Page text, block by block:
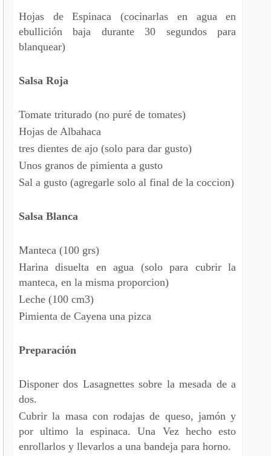
Hojas de Espinaca (cocinarlas en agua en
ebullición baja durante 30 segundos para
blanquear)
Salsa Roja
Tomate triturado (no puré de tomates)
Hojas de Albahaca
tres dientes de ajo (solo para dar gusto)
Unos granos de pimienta a gusto
Sal a gusto (agregarle solo al final de la coccion)
Salsa Blanca
Manteca (100 grs)
Harina disuelta en agua (solo para cubrir la
manteca, en la misma proporcion)
Leche (100 cm3)
Pimienta de Cayena una pizca
Preparación
Disponer dos Lasagnettes sobre la mesada de a
dos.
Cubrir la masa con rodajas de queso, jamón y
por ultimo la espinaca. Una Vez hecho esto
enrollarlos y llevarlos a una bandeja para horno.